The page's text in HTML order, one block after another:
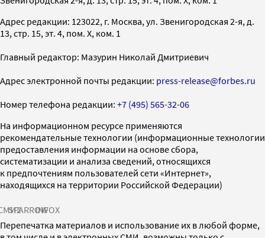
Адрес редакции: 123022, г. Москва, ул. Звенигородская 2-я, д.
13, стр. 15, эт. 4, пом. X, ком. 1
Главный редактор: Мазурин Николай Дмитриевич
Адрес электронной почты редакции: press-release@forbes.ru
Номер телефона редакции: +7 (495) 565-32-06
На информационном ресурсе применяются
рекомендательные технологии (информационные технологии
предоставления информации на основе сбора,
систематизации и анализа сведений, относящихся
к предпочтениям пользователей сети «Интернет»,
находящихся на территории Российской Федерации)
SPARROWINFOX
Перепечатка материалов и использование их в любой форме,